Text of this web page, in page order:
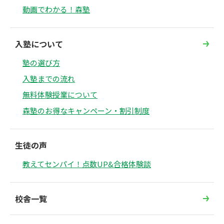
動画でわかる！森塾
入塾について
塾の選び方
入塾までの流れ
無料体験授業について
森塾のお得なキャンペーン・割引制度
生徒の声
教えてセンパイ！点数UP&合格体験談
校舎一覧